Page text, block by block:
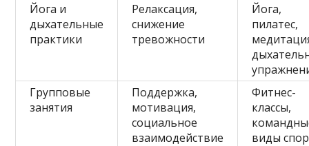
Йога и
дыхательные
практики
Релаксация,
снижение
тревожности
Йога,
пилатес,
Групповые
занятия
Поддержка,
мотивация,
социальное
взаимодействие
Фитнес-
классы,
виды